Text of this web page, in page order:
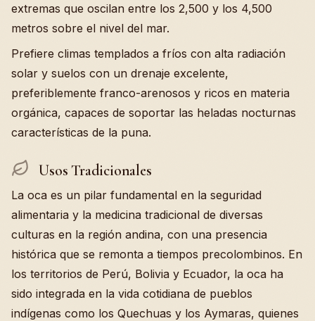
extremas que oscilan entre los 2,500 y los 4,500
metros sobre el nivel del mar.
Prefiere climas templados a fríos con alta radiación
solar y suelos con un drenaje excelente,
preferiblemente franco-arenosos y ricos en materia
orgánica, capaces de soportar las heladas nocturnas
características de la puna.
Usos Tradicionales
La oca es un pilar fundamental en la seguridad
alimentaria y la medicina tradicional de diversas
culturas en la región andina, con una presencia
histórica que se remonta a tiempos precolombinos. En
los territorios de Perú, Bolivia y Ecuador, la oca ha
sido integrada en la vida cotidiana de pueblos
indígenas como los Quechuas y los Aymaras, quienes